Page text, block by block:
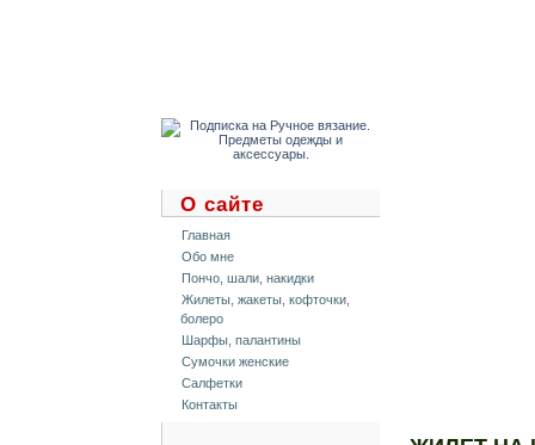
О сайте
Главная
Обо мне
Пончо, шали, накидки
Жилеты, жакеты, кофточки,
болеро
Шарфы, палантины
Сумочки женские
Салфетки
Контакты